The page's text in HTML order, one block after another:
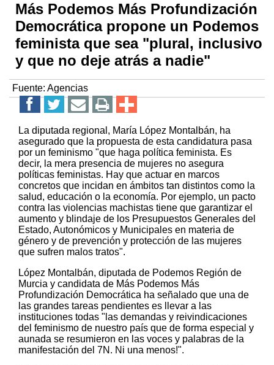
Más Podemos Más Profundización
Democrática propone un Podemos
feminista que sea "plural, inclusivo
y que no deje atrás a nadie"
Fuente: Agencias
La diputada regional, María López Montalbán, ha
asegurado que la propuesta de esta candidatura pasa
por un feminismo "que haga política feminista. Es
decir, la mera presencia de mujeres no asegura
políticas feministas. Hay que actuar en marcos
concretos que incidan en ámbitos tan distintos como la
salud, educación o la economía. Por ejemplo, un pacto
contra las violencias machistas tiene que garantizar el
aumento y blindaje de los Presupuestos Generales del
Estado, Autonómicos y Municipales en materia de
género y de prevención y protección de las mujeres
que sufren malos tratos".
López Montalbán, diputada de Podemos Región de
Murcia y candidata de Más Podemos Más
Profundización Democrática ha señalado que una de
las grandes tareas pendientes es llevar a las
instituciones todas "las demandas y reivindicaciones
del feminismo de nuestro país que de forma especial y
aunada se resumieron en las voces y palabras de la
manifestación del 7N. Ni una menos!".